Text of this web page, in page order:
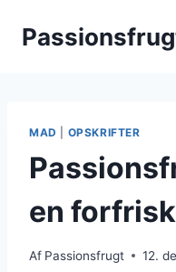
MAD OPSKRIFTER
en
Af Passionsfrugt 12.